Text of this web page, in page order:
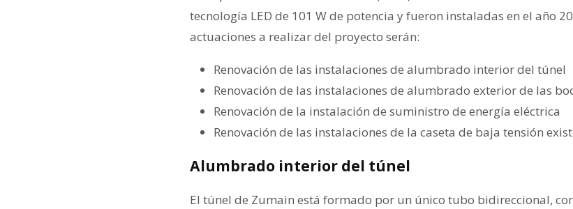
tecnología LED de 101 W de potencia y fueron instaladas en el año
actuaciones a realizar del proyecto serán:
Renovación de las instalaciones de alumbrado interior del túnel
Renovación de las instalaciones de alumbrado exterior de las
Renovación de la instalación de suministro de energía eléctrica
Renovación de las instalaciones de la caseta de baja tensión
Alumbrado interior del túnel
El túnel de Zumain está formado por un único tubo bidireccional,